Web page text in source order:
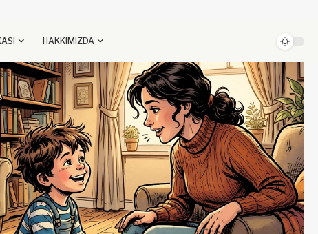
HAKKIMIZDA